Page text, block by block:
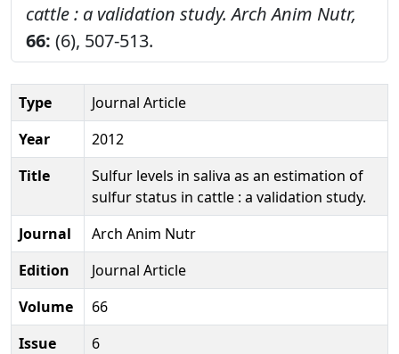
cattle : a validation study. Arch Anim Nutr,
66: (6), 507-513.
Type
Journal Article
Year
2012
Title
Sulfur levels in saliva as an estimation of
sulfur status in cattle : a validation study.
Journal
Arch Anim Nutr
Edition
Journal Article
Volume
66
Issue
6